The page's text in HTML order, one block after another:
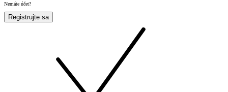
Nemáte účet?
Registrujte sa